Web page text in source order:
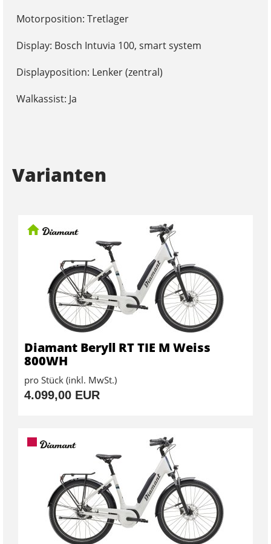
Motorposition: Tretlager
Display: Bosch Intuvia 100, smart system
Displayposition: Lenker (zentral)
Walkassist: Ja
Varianten
Diamant Beryll RT TIE M Weiss
800WH
pro Stück (inkl. MwSt.)
4.099,00 EUR